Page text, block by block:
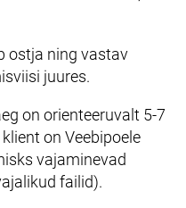
ostja ning vastav
juures.
on orienteeruvalt 5-7
on Veebipoele
vajaminevad
failid).